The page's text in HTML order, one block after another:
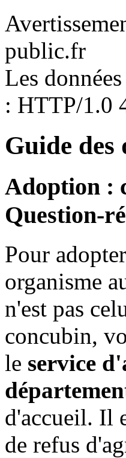
public.fr
Les
: HTTP/1.0
Guide des
Adoption :
Question-
Pour
organisme
n'est pas
concubin,
le service
d'accueil. Il
de refus